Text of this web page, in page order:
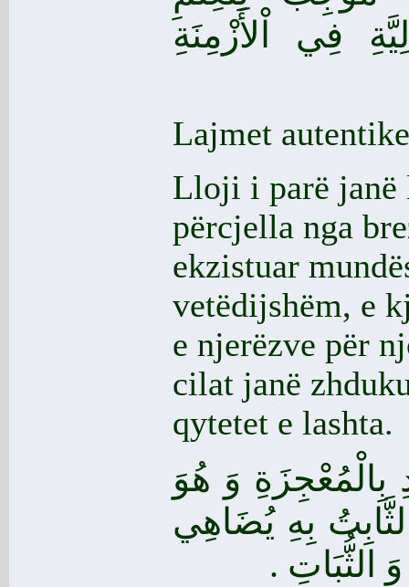
فِي اْلأَزْمِنَةِ
Lajmet
Lloji i parë janë
përcjella nga
ekzistuar
vetëdijshëm, e
e njerëzve për
cilat janë
qytetet e lashta.
بِالْمُعْجِزَةِ وَ هُوَ
بِهِ يُضَاهِي
الثُّبَاتِ .